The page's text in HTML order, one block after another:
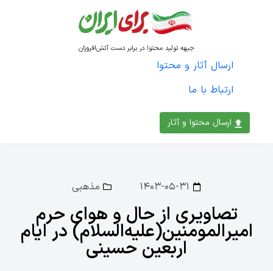
ارسال محتوا و آثار
جبهه تولید محتوا در برابر دست آتش‌افروزان
ارسال آثار و محتوا
ارتباط با ما
۱۴۰۳-۰۵-۳۱ مذهبی
تصاویری از حال و هوای حرم
امیرالمومنین(علیه‌السلام) در ایام
اربعین حسینی